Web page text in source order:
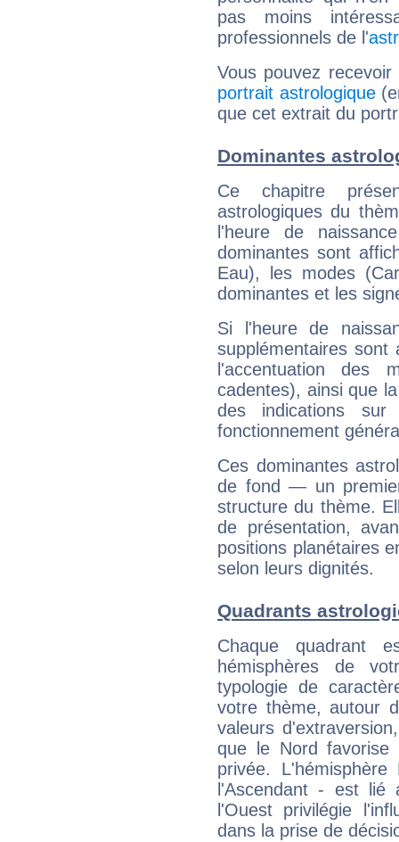
pas moins
professionnels de l'
Vous pouvez
portrait astrologique
que cet extrait du
Dominantes
Ce chapitre
astrologiques du
l'heure de
dominantes sont
Eau), les modes
dominantes et les
Si l'heure de
supplémentaires sont
l'accentuation des
cadentes), ainsi que
des indications sur
fonctionnement
Ces dominantes
de fond — un
structure du thème.
de présentation,
positions planétaires
selon leurs dignités.
Quadrants
Chaque quadrant
hémisphères de
typologie de
votre thème, autour
valeurs
que le Nord favorise
privée.
l'Ascendant - est
l'Ouest privilégie
dans la prise de